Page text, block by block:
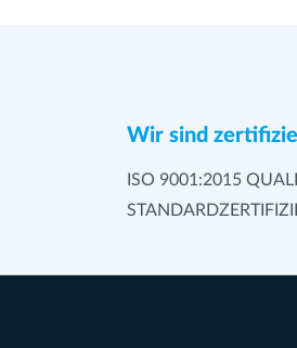
Wir sind
ISO 9001:2015